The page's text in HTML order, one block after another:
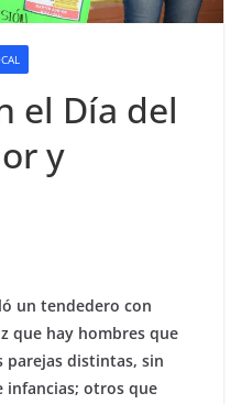
el Día del
y
un tendedero con
que hay hombres que
parejas distintas, sin
infancias; otros que